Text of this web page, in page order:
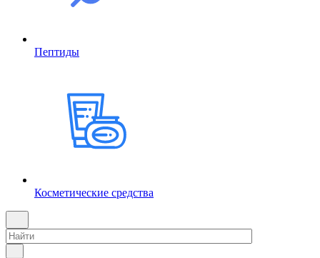
Пептиды
Косметические средства